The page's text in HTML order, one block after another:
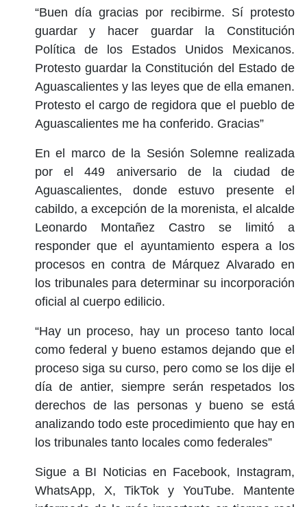
“Buen día gracias por recibirme. Sí protesto
guardar y hacer guardar la Constitución
Política de los Estados Unidos Mexicanos.
Protesto guardar la Constitución del Estado de
Aguascalientes y las leyes que de ella emanen.
Protesto el cargo de regidora que el pueblo de
Aguascalientes me ha conferido. Gracias”
En el marco de la Sesión Solemne realizada
por el 449 aniversario de la ciudad de
Aguascalientes, donde estuvo presente el
cabildo, a excepción de la morenista, el alcalde
Leonardo Montañez Castro se limitó a
responder que el ayuntamiento espera a los
procesos en contra de Márquez Alvarado en
los tribunales para determinar su incorporación
oficial al cuerpo edilicio.
“Hay un proceso, hay un proceso tanto local
como federal y bueno estamos dejando que el
proceso siga su curso, pero como se los dije el
día de antier, siempre serán respetados los
derechos de las personas y bueno se está
analizando todo este procedimiento que hay en
los tribunales tanto locales como federales”
Sigue a BI Noticias en Facebook, Instagram,
WhatsApp, X, TikTok y YouTube. Mantente